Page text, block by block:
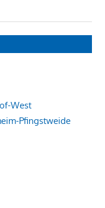
West
Pfingstweide